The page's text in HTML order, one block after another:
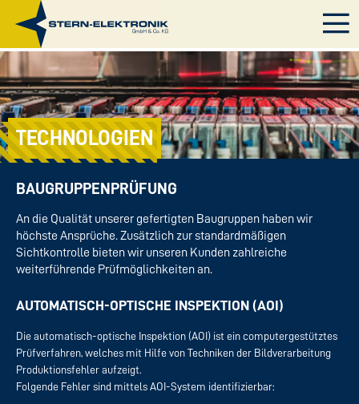
TECHNOLOGIEN
BAUGRUPPENPRÜFUNG
An die Qualität unserer gefertigten Baugruppen haben wir
höchste Ansprüche. Zusätzlich zur standardmäßigen
Sichtkontrolle bieten wir unseren Kunden zahlreiche
weiterführende Prüfmöglichkeiten an.
AUTOMATISCH-OPTISCHE INSPEKTION (AOI)
Die automatisch-optische Inspektion (AOI) ist ein computergestütztes
Prüfverfahren, welches mit Hilfe von Techniken der Bildverarbeitung
Produktionsfehler aufzeigt.
Folgende Fehler sind mittels AOI-System identifizierbar: